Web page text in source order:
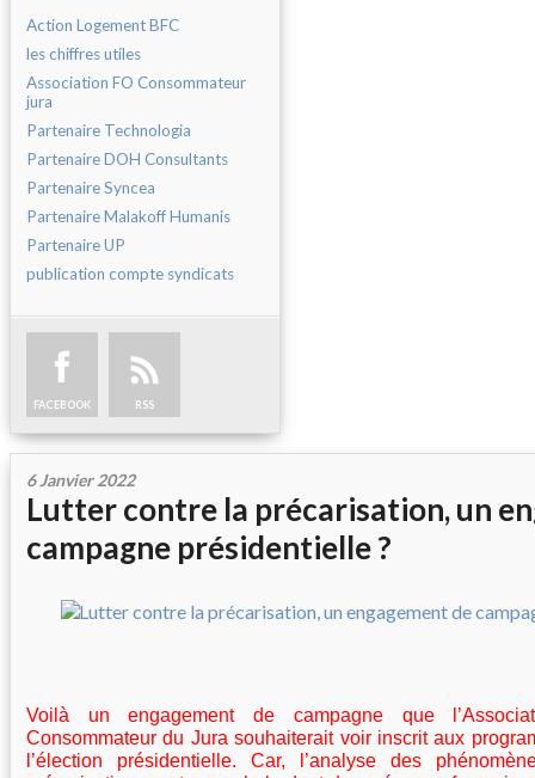
Action Logement BFC
les chiffres utiles
Association FO Consommateur
jura
Partenaire Technologia
Partenaire DOH Consultants
Partenaire Syncea
Partenaire Malakoff Humanis
Partenaire UP
publication compte syndicats
FACEBOOK RSS
6 Janvier 2022
Lutter contre la précarisation, un
campagne présidentielle ?
Voilà un engagement de campagne que
Consommateur du Jura souhaiterait voir inscrit aux
l’élection présidentielle. Car, l’analyse des